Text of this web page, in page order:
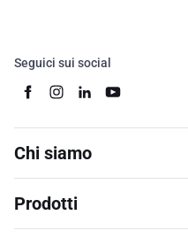
Seguici sui social
Chi siamo
Prodotti